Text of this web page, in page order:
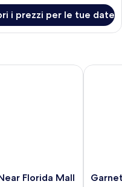
i prezzi per le tue date
Florida Mall
Florida Mall
Garnet
Garnet